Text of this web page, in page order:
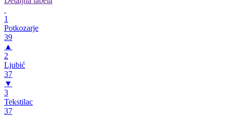
1
Potkozarje
39
▲
2
Ljubić
37
▼
3
Tekstilac
37